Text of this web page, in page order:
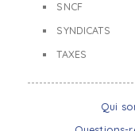
SNCF
SYNDICATS
TAXES
Qui